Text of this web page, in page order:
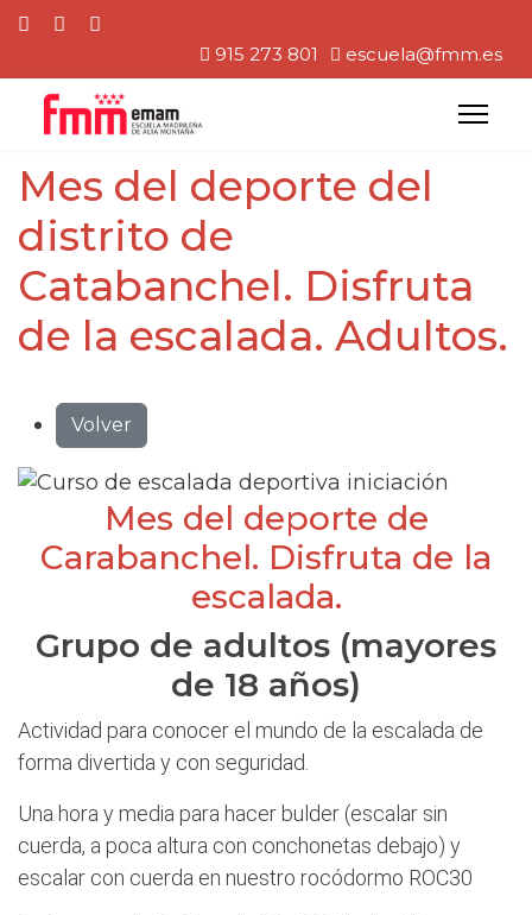
915 273 801 escuela@fmm.es
Mes del deporte del
distrito de
Catabanchel. Disfruta
de la escalada. Adultos.
Volver
Mes del deporte de
Carabanchel. Disfruta de la
escalada.
Grupo de adultos (mayores
de 18 años)
Actividad para conocer el mundo de la escalada de
forma divertida y con seguridad.
Una hora y media para hacer bulder (escalar sin
cuerda, a poca altura con conchonetas debajo) y
escalar con cuerda en nuestro rocódormo ROC30